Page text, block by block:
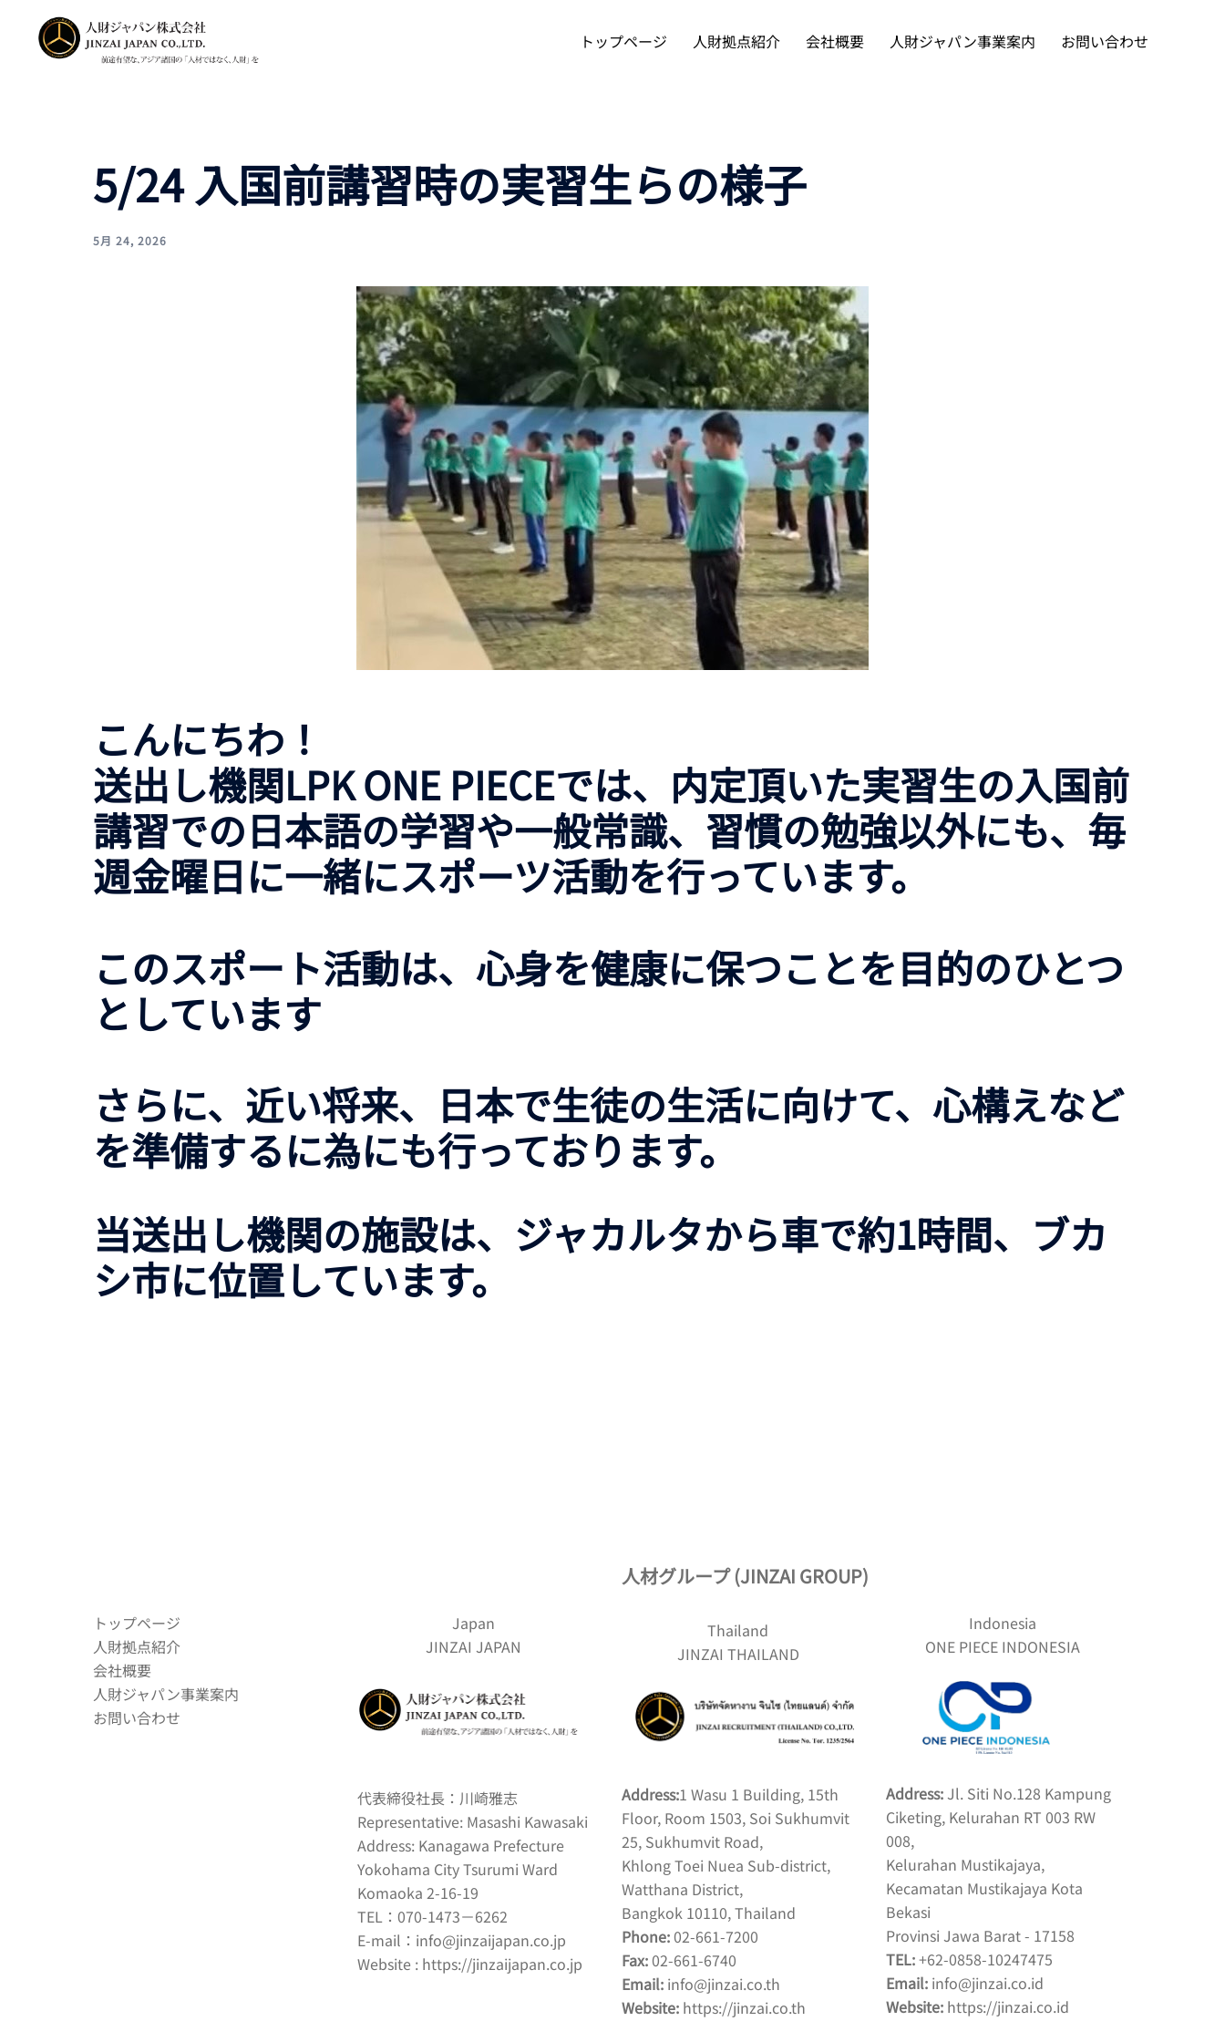
トップページ 人財拠点紹介 会社概要 人財ジャパン事業案内 お問い合わせ
5/24 入国前講習時の実習生らの様子
5月 24, 2026
こんにちわ！
送出し機関LPK ONE PIECEでは、内定頂いた実習生の入国前
講習での日本語の学習や一般常識、習慣の勉強以外にも、毎
週金曜日に一緒にスポーツ活動を行っています。
このスポート活動は、心身を健康に保つことを目的のひとつ
としています
さらに、近い将来、日本で生徒の生活に向けて、心構えなど
を準備するに為にも行っております。
当送出し機関の施設は、ジャカルタから車で約1時間、ブカ
シ市に位置しています。
トップページ
人財拠点紹介
会社概要
人財ジャパン事業案内
お問い合わせ
Japan
JINZAI JAPAN
代表締役社長：川崎雅志
Representative: Masashi Kawasaki
Address: Kanagawa Prefecture
Yokohama City Tsurumi Ward
Komaoka 2-16-19
TEL： 070-1473－6262
E-mail： info@jinzaijapan.co.jp
Website : https://jinzaijapan.co.jp
人材グループ (JINZAI GROUP)
Thailand
JINZAI THAILAND
Address:1 Wasu 1 Building, 15th
Floor, Room 1503, Soi Sukhumvit
25, Sukhumvit Road,
Khlong Toei Nuea Sub-district,
Watthana District,
Bangkok 10110, Thailand
Phone:02-661-7200
Fax:02-661-6740
Email: info@jinzai.co.th
Website: https://jinzai.co.th
Indonesia
ONE PIECE INDONESIA
Address:Jl. Siti No.128 Kampung
Ciketing, Kelurahan RT 003 RW
008,
Kelurahan Mustikajaya,
Kecamatan Mustikajaya Kota
Bekasi
Provinsi Jawa Barat - 17158
TEL:+62-0858-10247475
Email: info@jinzai.co.id
Website: https://jinzai.co.id